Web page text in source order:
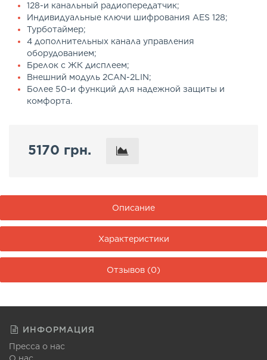
128-и канальный радиопередатчик;
Индивидуальные ключи шифрования AES 128;
Турботаймер;
4 дополнительных канала управления
оборудованием;
Брелок с ЖК дисплеем;
Внешний модуль 2CAN-2LIN;
Более 50-и функций для надежной защиты и
комфорта.
5170 грн.
Описание
Характеристики
Отзывов (0)
ИНФОРМАЦИЯ
Пресса о нас